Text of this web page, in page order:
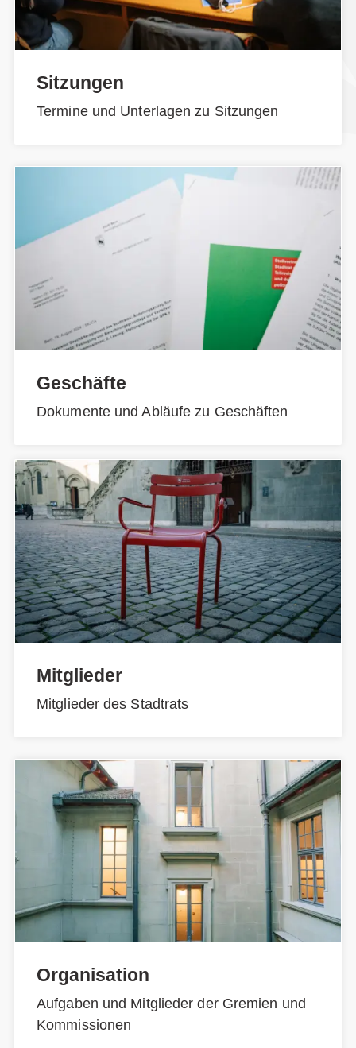
Sitzungen
Termine und Unterlagen zu Sitzungen
Geschäfte
Dokumente und Abläufe zu Geschäften
Mitglieder
Mitglieder des Stadtrats
Organisation
Aufgaben und Mitglieder der Gremien und
Kommissionen